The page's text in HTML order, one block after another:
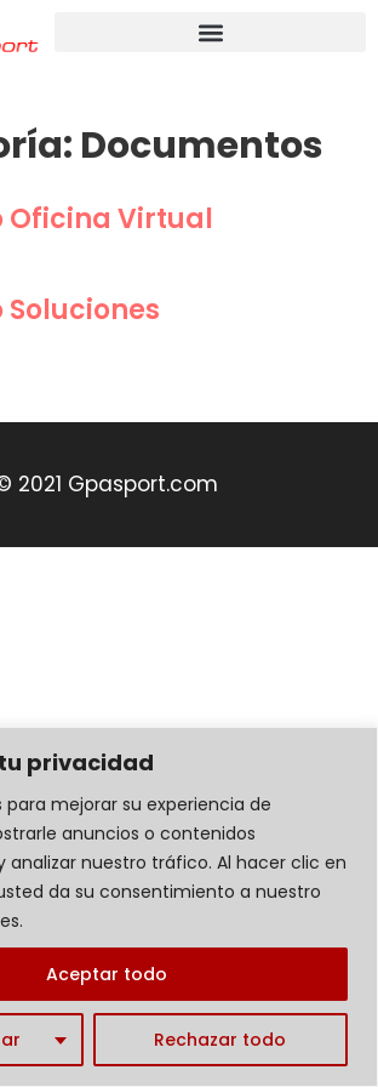
privacidad
para mejorar su experiencia de
anuncios o contenidos
analizar nuestro tráfico. Al hacer clic en
da su consentimiento a nuestro
Rechazar todo
Aceptar todo
Documentos
Oficina Virtual
2021 Gpasport.com